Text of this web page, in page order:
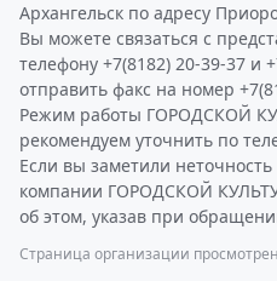
Архангельск по адресу
Вы можете связаться с
телефону +7(8182) 20-39-37 и
отправить факс на номер
Режим работы ГОРОДСКОЙ
рекомендуем уточнить по
Если вы заметили
компании ГОРОДСКОЙ
об этом, указав при
Страница организации